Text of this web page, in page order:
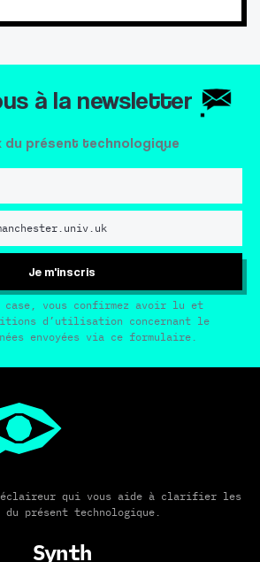
à la newsletter
du présent technologique
Je m'inscris
case, vous confirmez avoir lu et
d’utilisation concernant le
envoyées via ce formulaire.
éclaireur qui vous aide à clarifier les
du présent technologique.
Synth